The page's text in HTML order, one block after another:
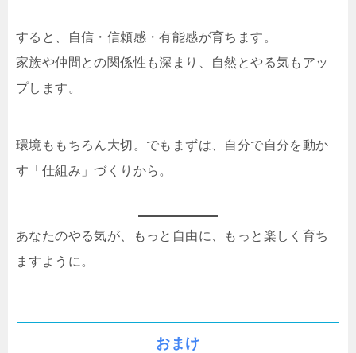
すると、自信・信頼感・有能感が育ちます。
家族や仲間との関係性も深まり、自然とやる気もアッ
プします。
環境ももちろん大切。でもまずは、自分で自分を動か
す「仕組み」づくりから。
あなたのやる気が、もっと自由に、もっと楽しく育ち
ますように。
おまけ